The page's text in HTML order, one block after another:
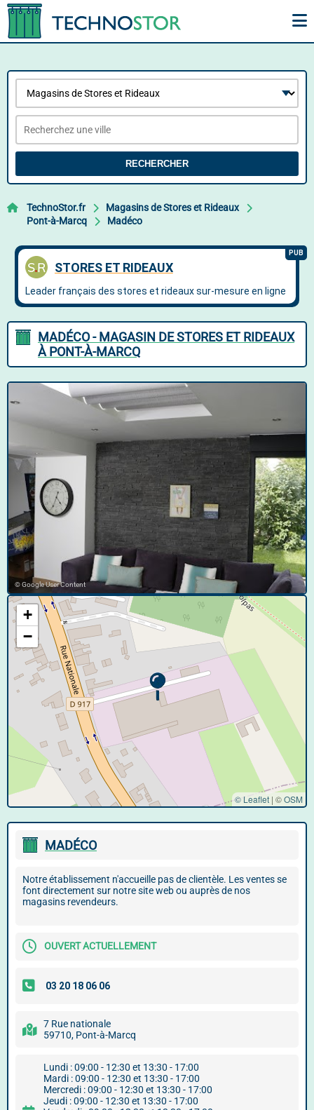
RECHERCHER
TechnoStor.fr
Magasins de Stores et Rideaux
Pont-à-Marcq
Madéco
MADÉCO - MAGASIN DE STORES ET RIDEAUX
À PONT-À-MARCQ
© Google User Content
+
−
© Leaflet | ©OSM
MADÉCO
Notre établissement n'accueille pas de clientèle. Les ventes se
font directement sur notre site web ou auprès de nos
magasins revendeurs.
OUVERT ACTUELLEMENT
7 Rue nationale
59710, Pont-à-Marcq
Lundi : 09:00 - 12:30 et 13:30 - 17:00
Mardi : 09:00 - 12:30 et 13:30 - 17:00
Mercredi : 09:00 - 12:30 et 13:30 - 17:00
Jeudi : 09:00 - 12:30 et 13:30 - 17:00